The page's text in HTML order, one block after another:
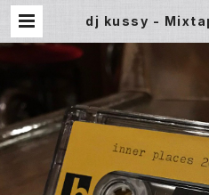
dj kussy -
und Gallery